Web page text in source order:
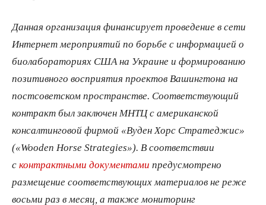
Данная организация финансирует проведение в сети
Интернет мероприятий по борьбе с информацией о
биолабораториях США на Украине и формированию
позитивного восприятия проектов Вашингтона на
постсоветском пространстве. Соответствующий
контракт был заключен МНТЦ с американской
консалтинговой фирмой «Вуден Хорс Стратеджис»
(«Wooden Horse Strategies»). В соответствии
с контрактными документами предусмотрено
размещение соответствующих материалов не реже
восьми раз в месяц, а также мониторинг